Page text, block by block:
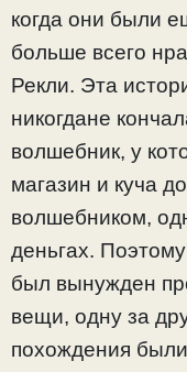
когда они были
больше всего
Рекли. Эта
никогдане
волшебник, у
магазин и куча
волшебником,
деньгах.
был вынужден
вещи, одну за
похождения